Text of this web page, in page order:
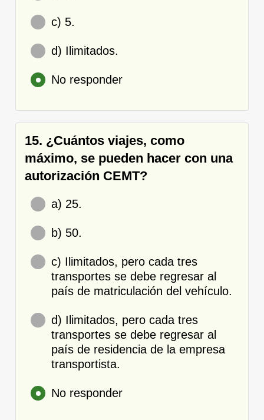
c) 5.
d) Ilimitados.
No responder
15. ¿Cuántos viajes, como
máximo, se pueden hacer con una
autorización CEMT?
a) 25.
b) 50.
c) Ilimitados, pero cada tres
transportes se debe regresar al
país de matriculación del vehículo.
d) Ilimitados, pero cada tres
transportes se debe regresar al
país de residencia de la empresa
transportista.
No responder